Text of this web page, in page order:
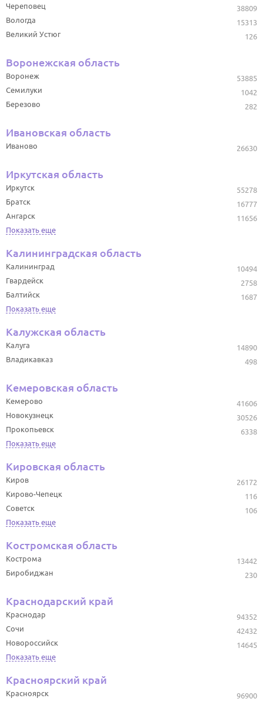
38809
Череповец
15313
Вологда
126
Великий Устюг
Воронежская область
53885
Воронеж
1042
Семилуки
282
Березово
Ивановская область
26630
Иваново
Иркутская область
55278
Иркутск
16777
Братск
11656
Ангарск
Показать еще
Калининградская область
10494
Калининград
2758
Гвардейск
1687
Балтийск
Показать еще
Калужская область
14890
Калуга
498
Владикавказ
Кемеровская область
41606
Кемерово
30526
Новокузнецк
6338
Прокопьевск
Показать еще
Кировская область
26172
Киров
116
Кирово-Чепецк
106
Советск
Показать еще
Костромская область
13442
Кострома
230
Биробиджан
Краснодарский край
94352
Краснодар
42432
Сочи
14645
Новороссийск
Показать еще
Красноярский край
96900
Красноярск